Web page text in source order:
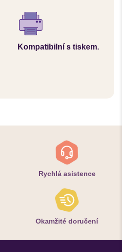
Kompatibilní s tiskem.
Rychlá asistence
Okamžité doručení